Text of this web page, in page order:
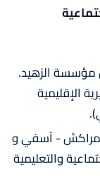
مؤسسة الزهيد.
الإقليمية
مراكش - آسفي و
والتعليمية